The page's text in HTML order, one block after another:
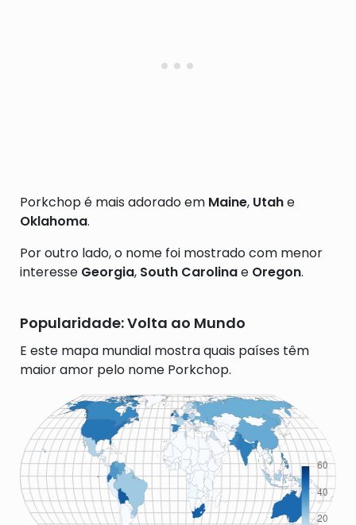
Porkchop é mais adorado em Maine, Utahe
Oklahoma.
Por outro lado, o nome foi mostrado com menor
interesse Georgia, South Carolinae Oregon.
Popularidade: Volta ao Mundo
E este mapa mundial mostra quais países têm
maior amor pelo nome Porkchop.